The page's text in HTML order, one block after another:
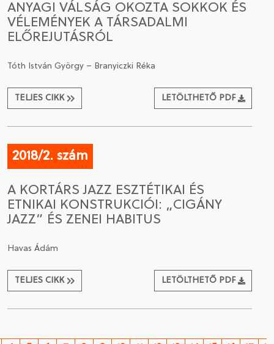
ANYAGI VÁLSÁG OKOZTA SOKKOK ÉS
VÉLEMÉNYEK A TÁRSADALMI
ELŐREJUTÁSRÓL
Tóth István György – Branyiczki Réka
TELJES CIKK LETÖLTHETŐ PDF
2018/2. szám
A KORTÁRS JAZZ ESZTÉTIKAI ÉS
ETNIKAI KONSTRUKCIÓI: „CIGÁNY
JAZZ” ÉS ZENEI HABITUS
Havas Ádám
TELJES CIKK LETÖLTHETŐ PDF